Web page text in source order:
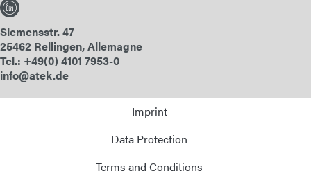
Siemensstr. 47
25462 Rellingen, Allemagne
Tel.: +49(0) 4101 7953-0
info@atek.de
Imprint
Data Protection
Terms and Conditions